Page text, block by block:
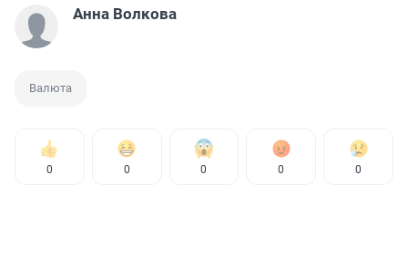
Анна Волкова
Валюта
0 0 0 0 0